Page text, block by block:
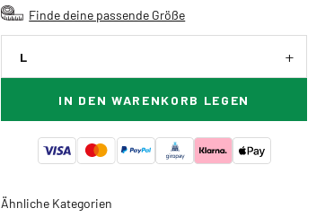
Finde deine passende Größe
L
IN DEN WARENKORB LEGEN
Ähnliche Kategorien